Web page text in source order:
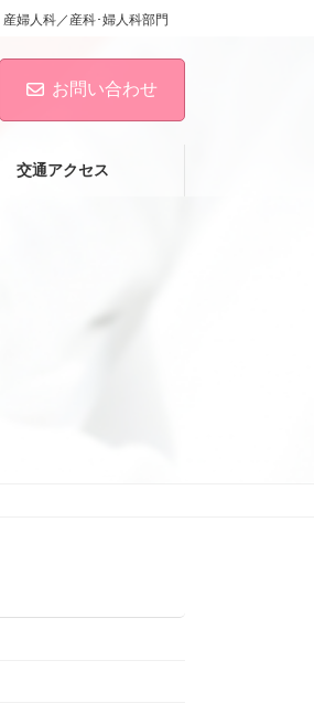
産婦人科／産科･婦人科部門
お問い合わせ
交通アクセス